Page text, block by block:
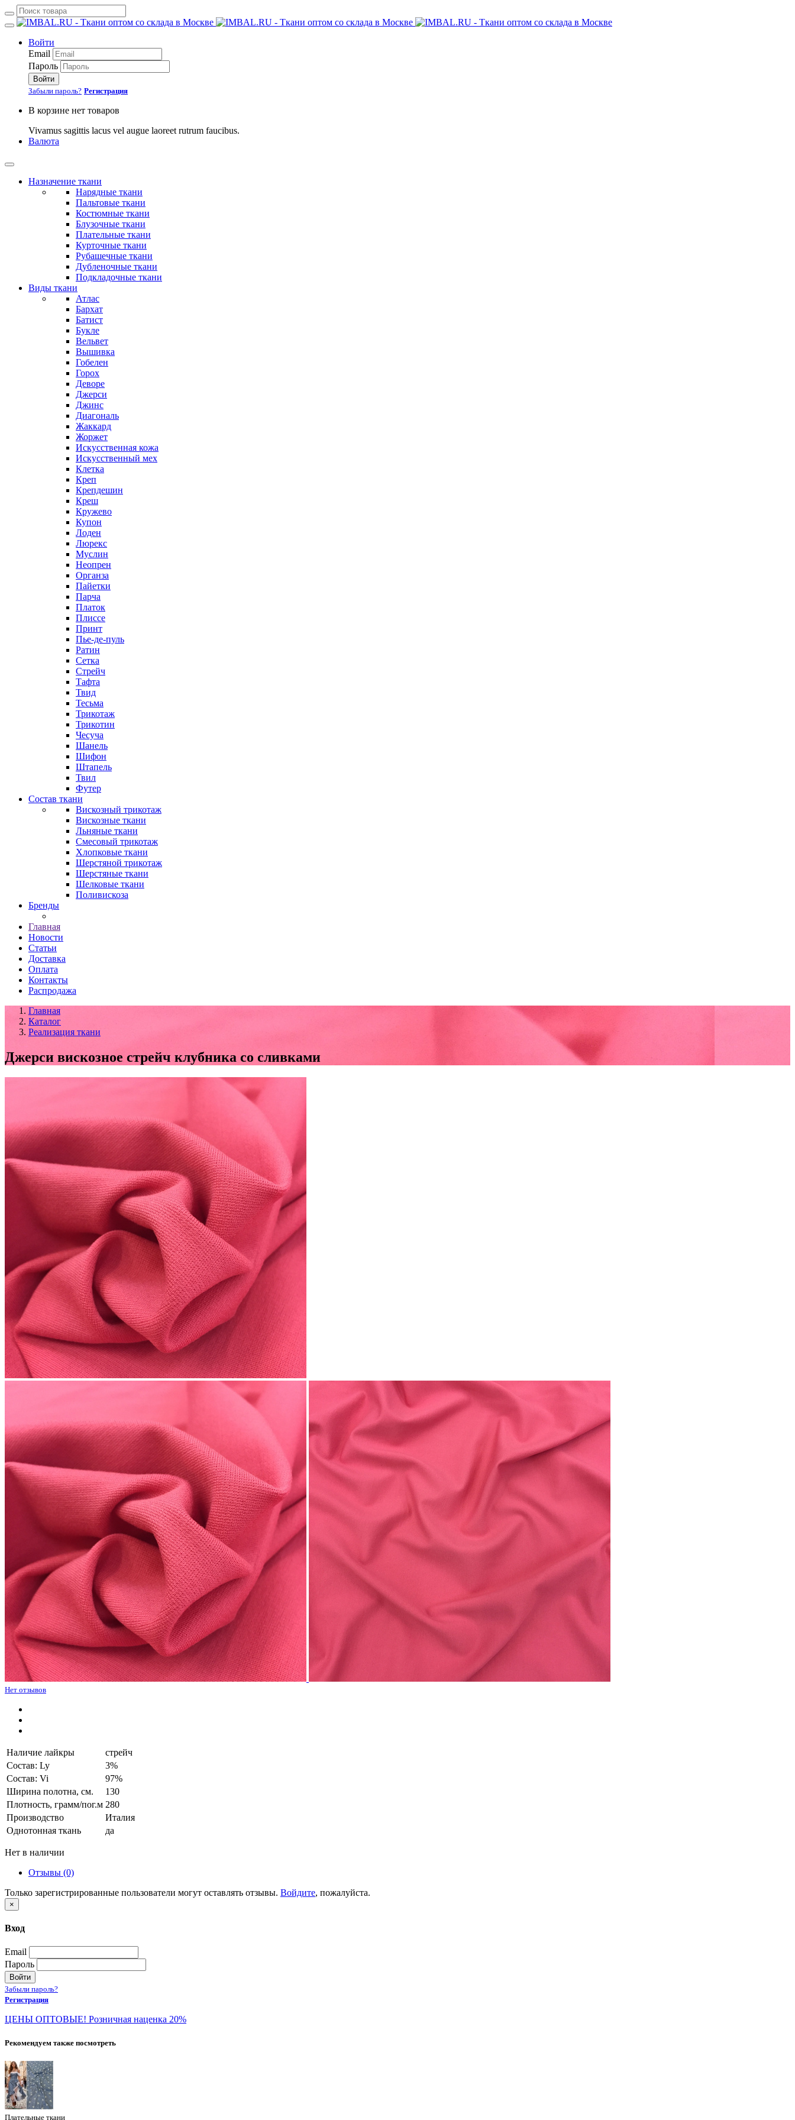
Войти
Email
Пароль
Войти
Забыли пароль? Регистрация
В корзине нет товаров
Vivamus sagittis lacus vel augue laoreet rutrum faucibus.
Валюта
Назначение ткани
Нарядные ткани
Пальтовые ткани
Костюмные ткани
Блузочные ткани
Плательные ткани
Курточные ткани
Рубашечные ткани
Дубленочные ткани
Подкладочные ткани
Виды ткани
Атлас
Бархат
Батист
Букле
Вельвет
Вышивка
Гобелен
Горох
Деворе
Джерси
Джинс
Диагональ
Жаккард
Жоржет
Искусственная кожа
Искусственный мех
Клетка
Креп
Крепдешин
Креш
Кружево
Купон
Лоден
Люрекс
Муслин
Неопрен
Органза
Пайетки
Парча
Платок
Плиссе
Принт
Пье-де-пуль
Ратин
Сетка
Стрейч
Тафта
Твид
Тесьма
Трикотаж
Трикотин
Чесуча
Шанель
Шифон
Штапель
Твил
Футер
Состав ткани
Вискозный трикотаж
Вискозные ткани
Льняные ткани
Смесовый трикотаж
Хлопковые ткани
Шерстяной трикотаж
Шерстяные ткани
Шелковые ткани
Поливискоза
Бренды
Главная
Новости
Статьи
Доставка
Оплата
Контакты
Распродажа
Главная
Каталог
Реализация ткани
Джерси вискозное стрейч клубника со сливками
Нет отзывов
Наличие лайкры
стрейч
Состав: Ly
3%
Состав: Vi
97%
Ширина полотна, см.
130
Плотность, грамм/пог.м 280
Производство
Италия
Однотонная ткань
да
Нет в наличии
Отзывы (0)
Только зарегистрированные пользователи могут оставлять отзывы. Войдите, пожалуйста.
×
Вход
Email
Пароль
Войти
Забыли пароль?
Регистрация
ЦЕНЫ ОПТОВЫЕ! Розничная наценка 20%
Рекомендуем также посмотреть
Плательные ткани